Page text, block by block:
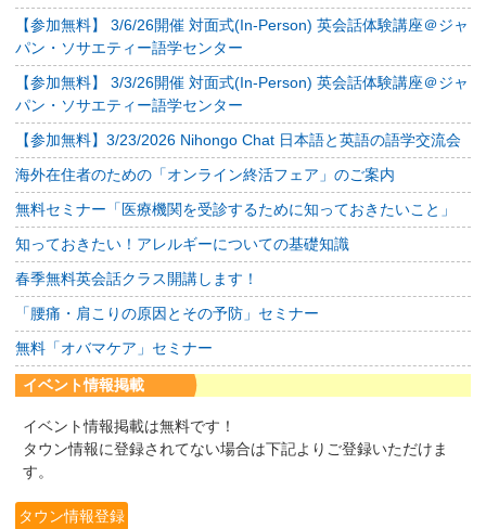
【参加無料】 3/6/26開催 対面式(In-Person) 英会話体験講座＠ジャ
パン・ソサエティー語学センター
【参加無料】 3/3/26開催 対面式(In-Person) 英会話体験講座＠ジャ
パン・ソサエティー語学センター
【参加無料】3/23/2026 Nihongo Chat 日本語と英語の語学交流会
海外在住者のための「オンライン終活フェア」のご案内
無料セミナー「医療機関を受診するために知っておきたいこと」
知っておきたい！アレルギーについての基礎知識
春季無料英会話クラス開講します！
「腰痛・肩こりの原因とその予防」セミナー
無料「オバマケア」セミナー
イベント情報掲載
イベント情報掲載は無料です！
タウン情報に登録されてない場合は下記よりご登録いただけま
す。
タウン情報登録